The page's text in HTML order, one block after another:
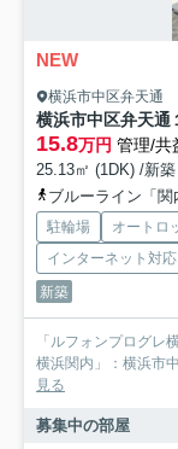
NEW
横浜市中区弁天通
横浜市中区弁天通
15.8万円 管理/共
25.13㎡ (1DK) /新
ブルーライン「
駐輪場 オートロ
インターネット対応
新築
「ルフォンプログレ
横浜関内」：横浜市
見る
募集中の部屋